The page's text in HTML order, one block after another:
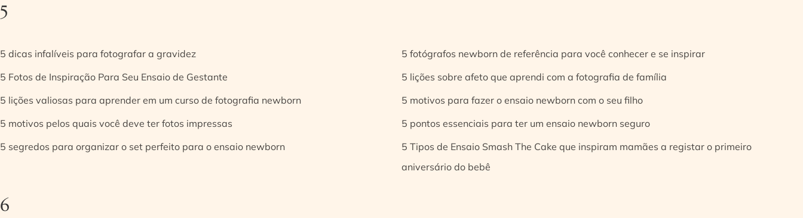
5
5 dicas infalíveis para fotografar a gravidez
5 fotógrafos newborn de referência para você conhecer e se inspirar
5 Fotos de Inspiração Para Seu Ensaio de Gestante
5 lições sobre afeto que aprendi com a fotografia de família
5 lições valiosas para aprender em um curso de fotografia newborn
5 motivos para fazer o ensaio newborn com o seu filho
5 motivos pelos quais você deve ter fotos impressas
5 pontos essenciais para ter um ensaio newborn seguro
5 segredos para organizar o set perfeito para o ensaio newborn
5 Tipos de Ensaio Smash The Cake que inspiram mamães a registar o primeiro
aniversário do bebê
6